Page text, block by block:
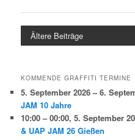
Ältere Beiträge
KOMMENDE GRAFFITI TERMINE
5. September 2026 – 6.
JAM 10 Jahre
10:00 – 00:00,5. September
& UAP JAM 26 Gießen